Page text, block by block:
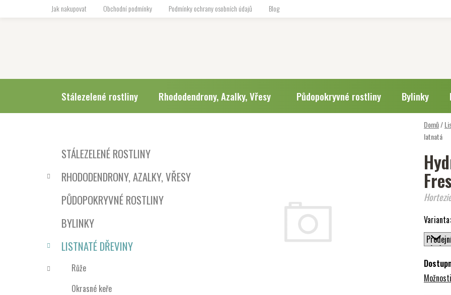
Jak nakupovat Obchodní podmínky Podmínky ochrany osobních údajů Blog
Stálezelené rostliny Rhododendrony, Azalky, Vřesy Půdopokryvné rostliny Bylinky
Domů/
latnatá
Přeskočit
kategorie
e
STÁLEZELENÉ ROSTLINY
RHODODENDRONY, AZALKY, VŘESY
PŮDOPOKRYVNÉ ROSTLINY
BYLINKY
LISTNATÉ DŘEVINY
Růže
Okrasné keře
Varianta: